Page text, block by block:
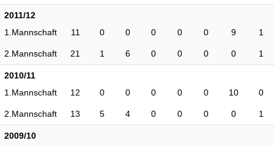
2011/12
1.Mannschaft
11 0 0 0 0 0 9 1
2.Mannschaft 21 1 6 0 0 0 0 1
2010/11
1.Mannschaft
12 0 0 0 0 0 10 0
2.Mannschaft 13 5 4 0 0 0 0 1
2009/10